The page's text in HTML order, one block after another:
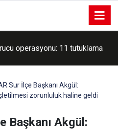
operasyonu: 11 tutuklama
Sur İlçe Başkanı Akgül:
zorunluluk haline geldi
Başkanı Akgül: